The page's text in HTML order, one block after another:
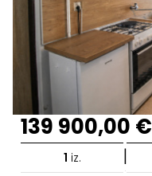
139 900,00 €
1 iz. |